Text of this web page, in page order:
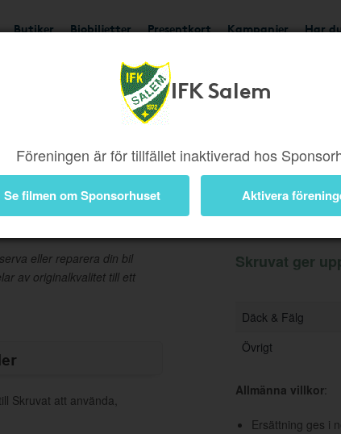
Butiker Biobiljetter Presentkort Kampanjer Har
IFK Salem
Föreningen är för tillfället inaktiverad hos
Se filmen om Sponsorhuset Aktivera
Ger upp till 3%
eller reparera din bil
av originalkvalitet till ett
Skruvat att använda,
Information
Skruvat ger
Däck & Fälg
Övrigt
Allmänna villkor:
Ersättning ges i